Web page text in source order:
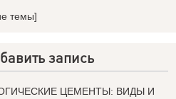
темы]
запись
ЦЕМЕНТЫ: ВИДЫ И